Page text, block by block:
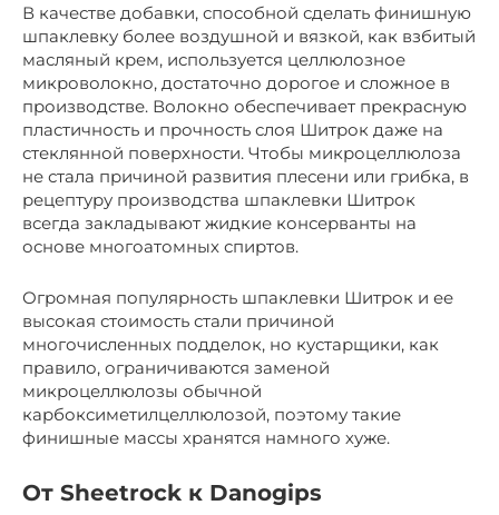
В качестве добавки, способной сделать финишную
шпаклевку более воздушной и вязкой, как взбитый
масляный крем, используется целлюлозное
микроволокно, достаточно дорогое и сложное в
производстве. Волокно обеспечивает прекрасную
пластичность и прочность слоя Шитрок даже на
стеклянной поверхности. Чтобы микроцеллюлоза
не стала причиной развития плесени или грибка, в
рецептуру производства шпаклевки Шитрок
всегда закладывают жидкие консерванты на
основе многоатомных спиртов.
Огромная популярность шпаклевки Шитрок и ее
высокая стоимость стали причиной
многочисленных подделок, но кустарщики, как
правило, ограничиваются заменой
микроцеллюлозы обычной
карбоксиметилцеллюлозой, поэтому такие
финишные массы хранятся намного хуже.
От Sheetrock к Danogips